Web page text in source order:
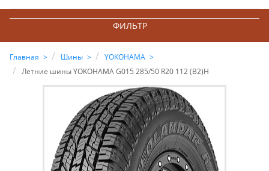
ФИЛЬТР
Главная Шины
YOKOHAMA
Летние шины YOKOHAMA G015 285/50 R20 112 (B2)H